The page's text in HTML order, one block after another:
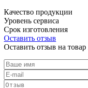
Качество продукции
Уровень сервиса
Срок изготовления
Оставить отзыв
Оставить отзыв на